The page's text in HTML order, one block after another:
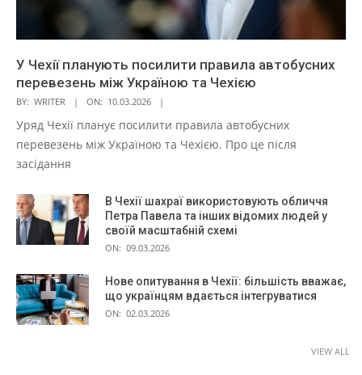
У Чехії планують посилити правила автобусних
перевезень між Україною та Чехією
BY: WRITER ON: 10.03.2026
Уряд Чехії планує посилити правила автобусних
перевезень між Україною та Чехією. Про це після
засідання
В Чехії шахраї використовують обличчя
Петра Павела та інших відомих людей у
своїй масштабній схемі
ON: 09.03.2026
Нове опитування в Чехії: більшість вважає,
що українцям вдається інтегруватися
ON: 02.03.2026
VIEW ALL